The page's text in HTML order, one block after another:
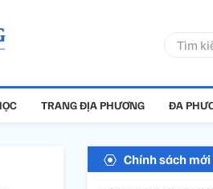
TRANG ĐỊA PHƯƠNG ĐA
Chính sách mới